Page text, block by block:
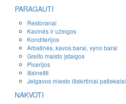
PARAGAUTI
Restoranai
Kavinės ir užeigos
Konditerijos
Arbatinės, kavos barai, vyno barai
Greito maisto įstaigos
Picerijos
Išsinešti
Jelgavos miesto išskirtiniai patiekalai
NAKVOTI